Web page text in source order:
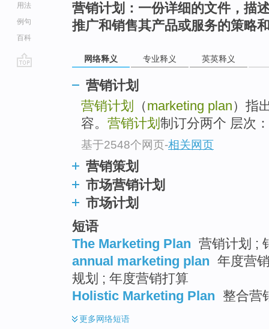
用法
例句
百科
营销计划：一份详细的文件，描
推广和销售其产品或服务的策略
网络释义 专业释义 英英释义
营销计划
营销计划
（marketing plan）指
容。 营销计划 制订分两个 层次
基于2548个网页-相关网页
营销策划
市场营销计划
市场计划
短语
The Marketing Plan 营销计划 ;
annual marketing plan 年度营
规划 ; 年度营销打算
Holistic Marketing Plan 整合营
更多网络短语